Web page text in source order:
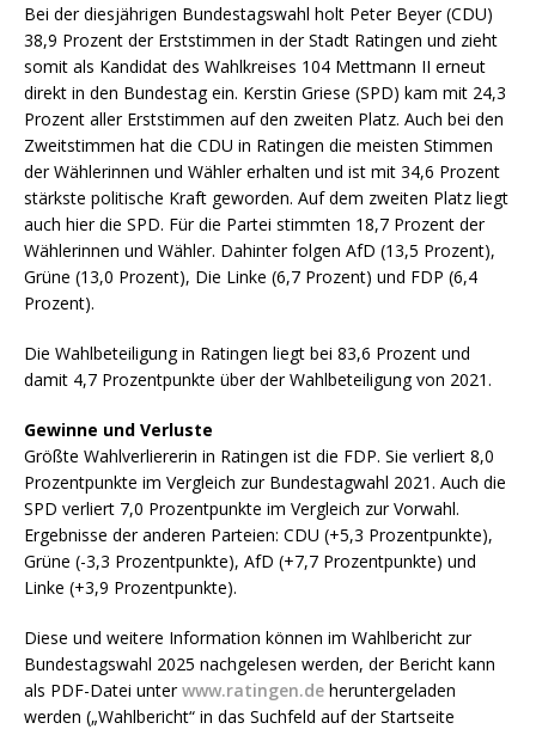
Bei der diesjährigen Bundestagswahl holt Peter Beyer (CDU)
38,9 Prozent der Erststimmen in der Stadt Ratingen und zieht
somit als Kandidat des Wahlkreises 104 Mettmann II erneut
direkt in den Bundestag ein. Kerstin Griese (SPD) kam mit 24,3
Prozent aller Erststimmen auf den zweiten Platz. Auch bei den
Zweitstimmen hat die CDU in Ratingen die meisten Stimmen
der Wählerinnen und Wähler erhalten und ist mit 34,6 Prozent
stärkste politische Kraft geworden. Auf dem zweiten Platz liegt
auch hier die SPD. Für die Partei stimmten 18,7 Prozent der
Wählerinnen und Wähler. Dahinter folgen AfD (13,5 Prozent),
Grüne (13,0 Prozent), Die Linke (6,7 Prozent) und FDP (6,4
Prozent).
Die Wahlbeteiligung in Ratingen liegt bei 83,6 Prozent und
damit 4,7 Prozentpunkte über der Wahlbeteiligung von 2021.
Gewinne und Verluste
Größte Wahlverliererin in Ratingen ist die FDP. Sie verliert 8,0
Prozentpunkte im Vergleich zur Bundestagwahl 2021. Auch die
SPD verliert 7,0 Prozentpunkte im Vergleich zur Vorwahl.
Ergebnisse der anderen Parteien: CDU (+5,3 Prozentpunkte),
Grüne (-3,3 Prozentpunkte), AfD (+7,7 Prozentpunkte) und
Linke (+3,9 Prozentpunkte).
Diese und weitere Information können im Wahlbericht zur
Bundestagswahl 2025 nachgelesen werden, der Bericht kann
als PDF-Datei unterwww.ratingen.de heruntergeladen
werden („Wahlbericht“ in das Suchfeld auf der Startseite